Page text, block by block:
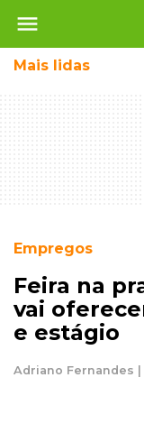
menu
Mais lidas
Empregos
Feira na
vai
e estágio
Adriano Fernandes